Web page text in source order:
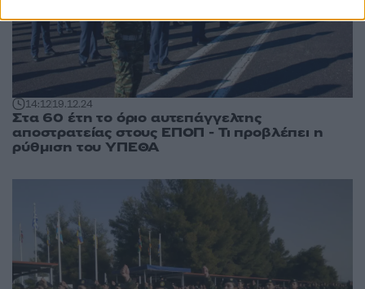
14:1219.12.24
Στα 60 έτη το όριο αυτεπάγγελτης
αποστρατείας στους ΕΠΟΠ - Τι προβλέπει η
ρύθμιση του ΥΠΕΘΑ